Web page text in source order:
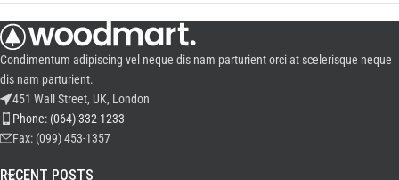
Condimentum adipiscing vel neque dis nam parturient orci at scelerisque neque
dis nam parturient.
451 Wall Street, UK, London
Phone: (064) 332-1233
Fax: (099) 453-1357
RECENT POSTS